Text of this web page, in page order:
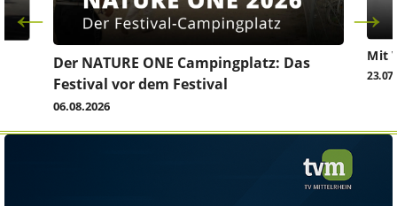
Der NATURE ONE Campingplatz: Das
Festival vor dem Festival
06.08.2026
Mit